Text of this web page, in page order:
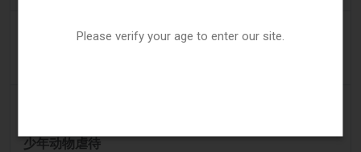
少年动物虐待
Please verify your age to enter our site.